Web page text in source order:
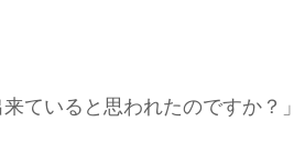
ていると思われたのですか？